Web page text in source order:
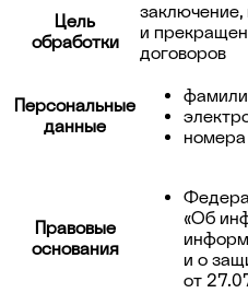
Цель
обработки
и
договоров
Персональные
данные
Правовые
основания
«Об
и о
от